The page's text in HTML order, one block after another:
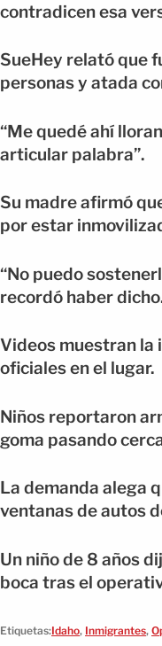
contradicen esa
SueHey relató que
personas y atada
“Me quedé ahí
articular palabra”.
Su madre afirmó
por estar
“No puedo
recordó haber
Videos muestran la
oficiales en el lugar.
Niños reportaron
goma pasando
La demanda alega
ventanas de autos
Un niño de 8 años
boca tras el
Etiquetas:Idaho, Inmigrantes,